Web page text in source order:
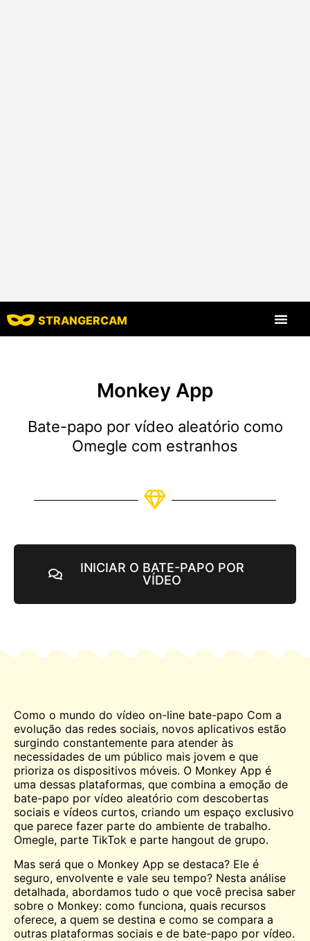
STRANGERCAM
Monkey App
Bate-papo por vídeo aleatório como
Omegle com estranhos
INICIAR O BATE-PAPO POR
VÍDEO
Como o mundo do vídeo on-line bate-papo Com a
evolução das redes sociais, novos aplicativos estão
surgindo constantemente para atender às
necessidades de um público mais jovem e que
prioriza os dispositivos móveis. O Monkey App é
uma dessas plataformas, que combina a emoção de
bate-papo por vídeo aleatório com descobertas
sociais e vídeos curtos, criando um espaço exclusivo
que parece fazer parte do ambiente de trabalho.
Omegle, parte TikTok e parte hangout de grupo.
Mas será que o Monkey App se destaca? Ele é
seguro, envolvente e vale seu tempo? Nesta análise
detalhada, abordamos tudo o que você precisa saber
sobre o Monkey: como funciona, quais recursos
oferece, a quem se destina e como se compara a
outras plataformas sociais e de bate-papo por vídeo.